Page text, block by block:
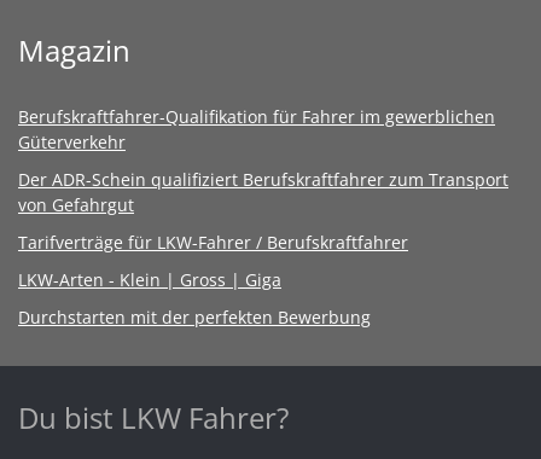
Magazin
Berufskraftfahrer-Qualifikation für Fahrer im gewerblichen
Güterverkehr
Der ADR-Schein qualifiziert Berufskraftfahrer zum Transport
von Gefahrgut
Tarifverträge für LKW-Fahrer / Berufskraftfahrer
LKW-Arten - Klein | Gross | Giga
Durchstarten mit der perfekten Bewerbung
Du bist LKW Fahrer?